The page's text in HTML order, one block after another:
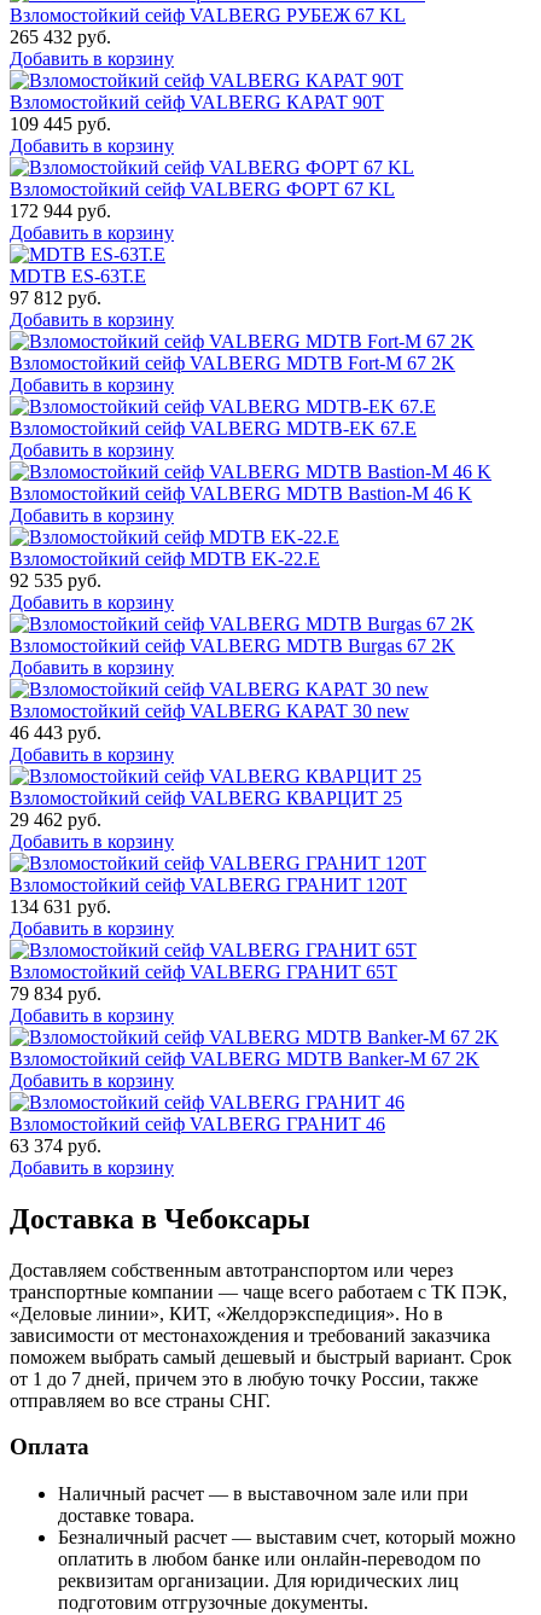
Взломостойкий сейф VALBERG РУБЕЖ 67 KL
265 432 руб.
Добавить в корзину
Взломостойкий сейф VALBERG КАРАТ 90T
109 445 руб.
Добавить в корзину
Взломостойкий сейф VALBERG ФОРТ 67 KL
172 944 руб.
Добавить в корзину
MDTB ES-63Т.Е
97 812 руб.
Добавить в корзину
Взломостойкий сейф VALBERG MDTB Fort-M 67 2K
Добавить в корзину
Взломостойкий сейф VALBERG MDTB-EK 67.E
Добавить в корзину
Взломостойкий сейф VALBERG MDTB Bastion-M 46 K
Добавить в корзину
Взломостойкий сейф MDTB EK-22.E
92 535 руб.
Добавить в корзину
Взломостойкий сейф VALBERG MDTB Burgas 67 2K
Добавить в корзину
Взломостойкий сейф VALBERG КАРАТ 30 new
46 443 руб.
Добавить в корзину
Взломостойкий сейф VALBERG КВАРЦИТ 25
29 462 руб.
Добавить в корзину
Взломостойкий сейф VALBERG ГРАНИТ 120Т
134 631 руб.
Добавить в корзину
Взломостойкий сейф VALBERG ГРАНИТ 65Т
79 834 руб.
Добавить в корзину
Взломостойкий сейф VALBERG MDTB Banker-M 67 2K
Добавить в корзину
Взломостойкий сейф VALBERG ГРАНИТ 46
63 374 руб.
Добавить в корзину
Доставка в Чебоксары
Доставляем собственным автотранспортом или через
транспортные компании — чаще всего работаем с ТК ПЭК,
«Деловые линии», КИТ, «Желдорэкспедиция». Но в
зависимости от местонахождения и требований заказчика
поможем выбрать самый дешевый и быстрый вариант. Срок
от 1 до 7 дней, причем это в любую точку России, также
отправляем во все страны СНГ.
Оплата
Наличный расчет — в выставочном зале или при
доставке товара.
Безналичный расчет — выставим счет, который можно
оплатить в любом банке или онлайн-переводом по
реквизитам организации. Для юридических лиц
подготовим отгрузочные документы.